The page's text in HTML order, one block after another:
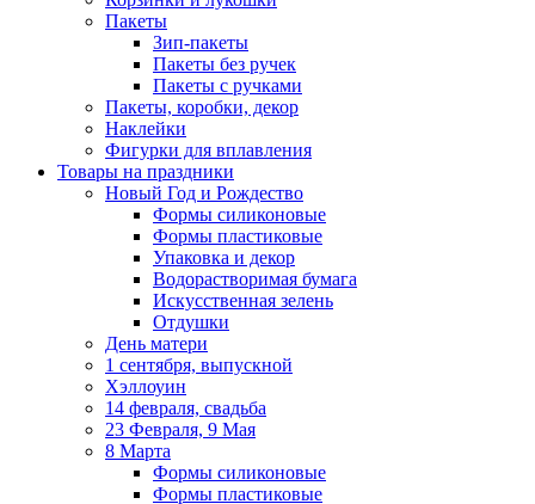
Пакеты
Зип-пакеты
Пакеты без ручек
Пакеты с ручками
Пакеты, коробки, декор
Наклейки
Фигурки для вплавления
Товары на праздники
Новый Год и Рождество
Формы силиконовые
Формы пластиковые
Упаковка и декор
Водорастворимая бумага
Искусственная зелень
Отдушки
День матери
1 сентября, выпускной
Хэллоуин
14 февраля, свадьба
23 Февраля, 9 Мая
8 Марта
Формы силиконовые
Формы пластиковые